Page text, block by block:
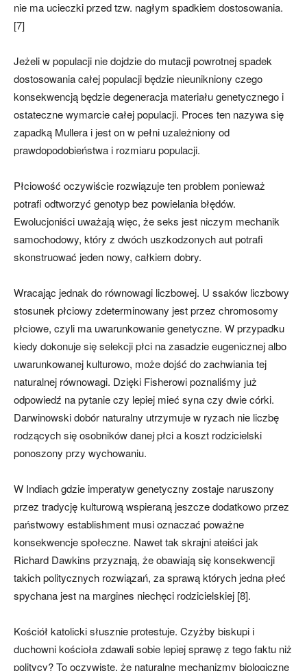
nie ma ucieczki przed tzw. nagłym spadkiem dostosowania.
[7]
Jeżeli w populacji nie dojdzie do mutacji powrotnej spadek
dostosowania całej populacji będzie nieunikniony czego
konsekwencją będzie degeneracja materiału genetycznego i
ostateczne wymarcie całej populacji. Proces ten nazywa się
zapadką Mullera i jest on w pełni uzależniony od
prawdopodobieństwa i rozmiaru populacji.
Płciowość oczywiście rozwiązuje ten problem ponieważ
potrafi odtworzyć genotyp bez powielania błędów.
Ewolucjoniści uważają więc, że seks jest niczym mechanik
samochodowy, który z dwóch uszkodzonych aut potrafi
skonstruować jeden nowy, całkiem dobry.
Wracając jednak do równowagi liczbowej. U ssaków liczbowy
stosunek płciowy zdeterminowany jest przez chromosomy
płciowe, czyli ma uwarunkowanie genetyczne. W przypadku
kiedy dokonuje się selekcji płci na zasadzie eugenicznej albo
uwarunkowanej kulturowo, może dojść do zachwiania tej
naturalnej równowagi. Dzięki Fisherowi poznaliśmy już
odpowiedź na pytanie czy lepiej mieć syna czy dwie córki.
Darwinowski dobór naturalny utrzymuje w ryzach nie liczbę
rodzących się osobników danej płci a koszt rodzicielski
ponoszony przy wychowaniu.
W Indiach gdzie imperatyw genetyczny zostaje naruszony
przez tradycję kulturową wspieraną jeszcze dodatkowo przez
państwowy establishment musi oznaczać poważne
konsekwencje społeczne. Nawet tak skrajni ateiści jak
Richard Dawkins przyznają, że obawiają się konsekwencji
takich politycznych rozwiązań, za sprawą których jedna płeć
spychana jest na margines niechęci rodzicielskiej [8].
Kościół katolicki słusznie protestuje. Czyżby biskupi i
duchowni kościoła zdawali sobie lepiej sprawę z tego faktu niż
politycy? To oczywiste, że naturalne mechanizmy biologiczne